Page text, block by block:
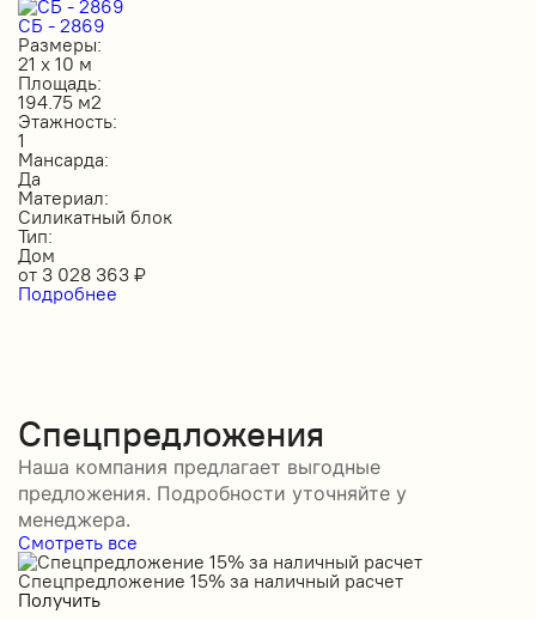
СБ - 2869
Размеры:
21 х 10 м
Площадь:
194.75 м2
Этажность:
1
Мансарда:
Да
Материал:
Силикатный блок
Тип:
Дом
от 3 028 363 ₽
Подробнее
Спецпредложения
Наша компания предлагает выгодные
предложения. Подробности уточняйте у
менеджера.
Смотреть все
Спецпредложение 15% за наличный расчет
Получить